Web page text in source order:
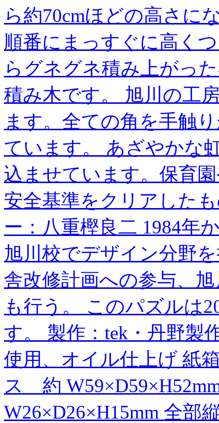
ら約70cmほどの高さに
順番にまっすぐに高く
らグネグネ積み上がっ
積み木です。 旭川の工
ます。全ての角を手触
ています。 あざやかな
込ませています。保育
安全基準をクリアした
ー：八重樫良二 1984年
旭川校でデザイン分野
舎改修計画への参与、
も行う。 このパズルは
す。 製作：tek・丹野製
使用、オイル仕上げ 紙
ス 約
W26×D26×H15mm 全